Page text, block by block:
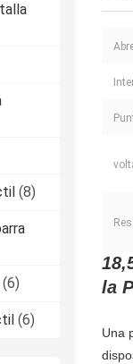
(8)
(6)
(6)
la
Una